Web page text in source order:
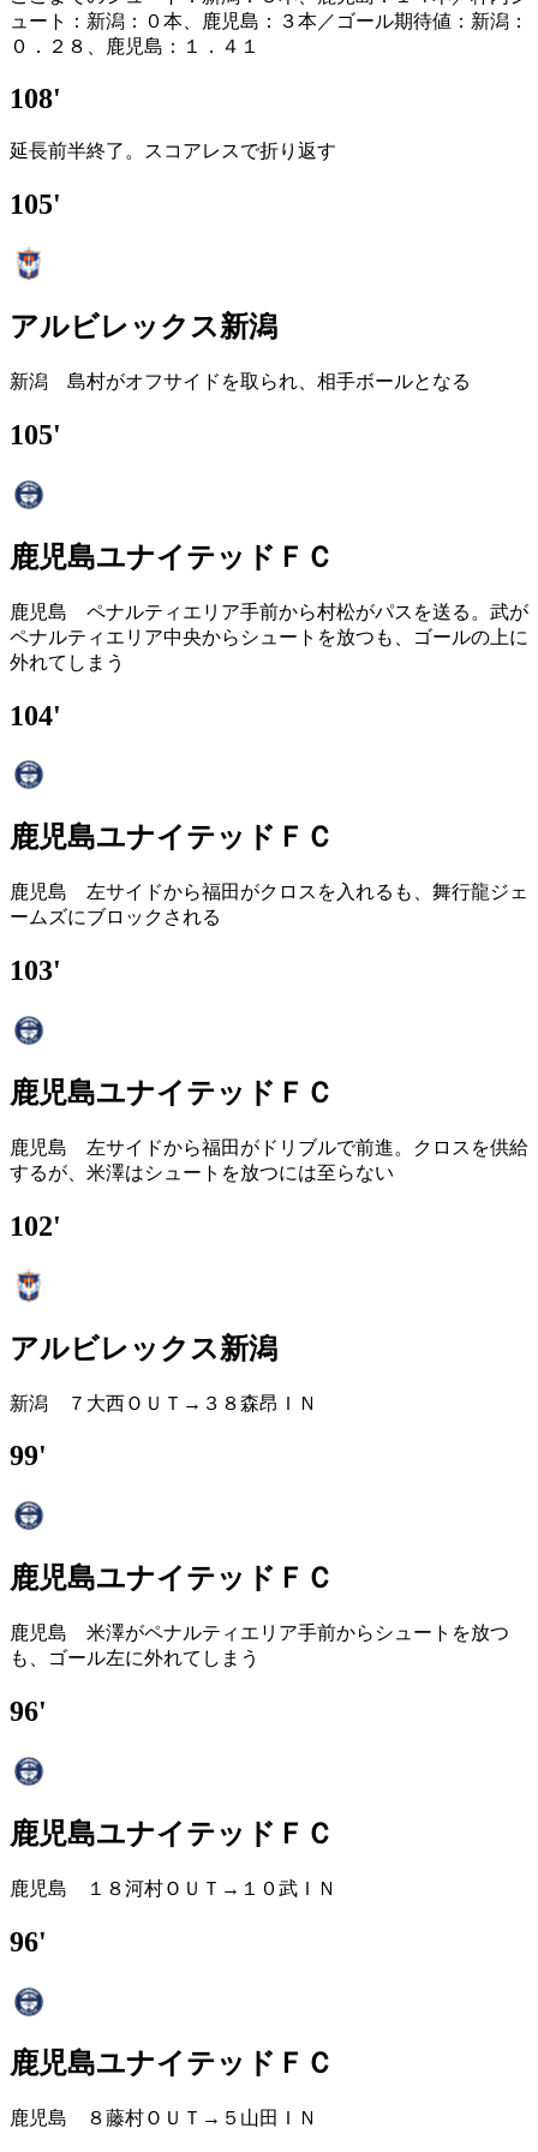
ュート：新潟：０本、鹿児島：３本／ゴール期待値：新潟：
０．２８、鹿児島：１．４１
108'
延長前半終了。スコアレスで折り返す
105'
アルビレックス新潟
新潟 島村がオフサイドを取られ、相手ボールとなる
105'
鹿児島ユナイテッドＦＣ
鹿児島 ペナルティエリア手前から村松がパスを送る。武が
ペナルティエリア中央からシュートを放つも、ゴールの上に
外れてしまう
104'
鹿児島ユナイテッドＦＣ
鹿児島 左サイドから福田がクロスを入れるも、舞行龍ジェ
ームズにブロックされる
103'
鹿児島ユナイテッドＦＣ
鹿児島 左サイドから福田がドリブルで前進。クロスを供給
するが、米澤はシュートを放つには至らない
102'
アルビレックス新潟
新潟 ７大西ＯＵＴ→３８森昂ＩＮ
99'
鹿児島ユナイテッドＦＣ
鹿児島 米澤がペナルティエリア手前からシュートを放つ
も、ゴール左に外れてしまう
96'
鹿児島ユナイテッドＦＣ
鹿児島 １８河村ＯＵＴ→１０武ＩＮ
96'
鹿児島ユナイテッドＦＣ
鹿児島 ８藤村ＯＵＴ→５山田ＩＮ